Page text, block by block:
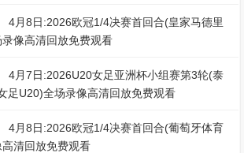
4月8日:2026欧冠1/4决赛首回合(皇家马德里
像高清回放免费观看
4月7日:2026U20女足亚洲杯小组赛第3轮(泰
足U20)全场录像高清回放免费观看
4月8日:2026欧冠1/4决赛首回合(葡萄牙体育
清回放免费观看